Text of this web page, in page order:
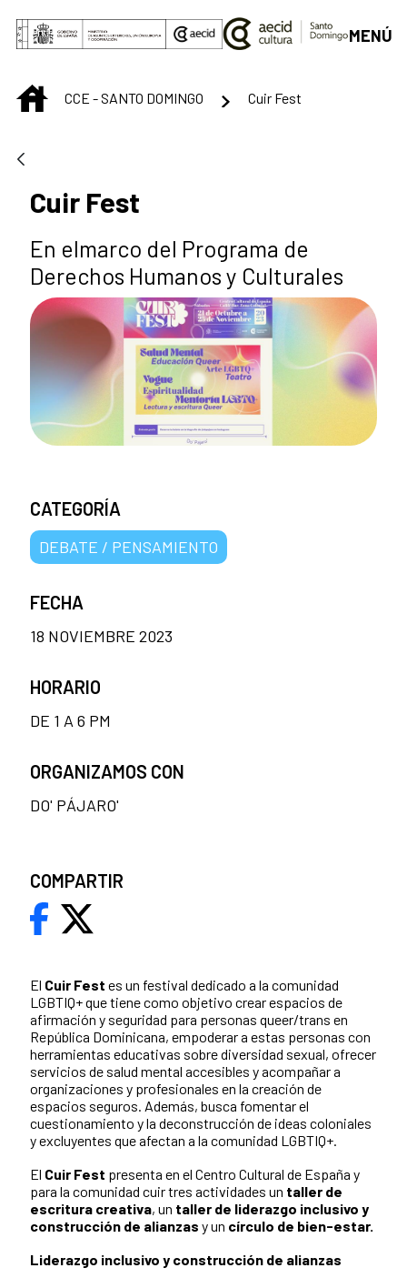
Saltar al contenido principal
MENÚ
INICIOCCE - SANTO DOMINGO Cuir Fest
Cuir Fest
En elmarco del Programa de
Derechos Humanos y Culturales
El Cuir Fest es un festival dedicado a la comunidad
LGBTIQ+ que tiene como objetivo crear espacios de
afirmación y seguridad para personas queer/trans en
República Dominicana, empoderar a estas personas con
herramientas educativas sobre diversidad sexual, ofrecer
servicios de salud mental accesibles y acompañar a
organizaciones y profesionales en la creación de
espacios seguros. Además, busca fomentar el
cuestionamiento y la deconstrucción de ideas coloniales
y excluyentes que afectan a la comunidad LGBTIQ+.
El Cuir Fest presenta en el Centro Cultural de España y
para la comunidad cuir tres actividades un taller de
escritura creativa, un taller de liderazgo inclusivo y
construcción de alianzas y un círculo de bien-estar.
Liderazgo inclusivo y construcción de alianzas
CATEGORÍA
DEBATE / PENSAMIENTO
FECHA
18 NOVIEMBRE 2023
HORARIO
DE 1 A 6 PM
ORGANIZAMOS CON
DO' PÁJARO'
COMPARTIR